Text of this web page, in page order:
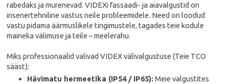
rabedaks ja murenevad. VIDEXi fassaadi- ja aiavalgustid on
insenertehniline vastus neile probleemidele. Need on loodud
vastu pidama äärmuslikele tingimustele, tagades teie kodule
maineka välimuse ja teile – meelerahu.
Miks professionaalid valivad VIDEX välivalgustuse (Teie TCO
sääst):
Hävimatu hermeetika (IP54 / IP65):Meie valgustites